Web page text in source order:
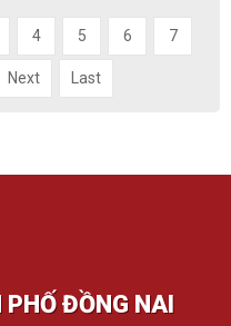
4 5 6 7
Next Last
ĐỒNG NAI